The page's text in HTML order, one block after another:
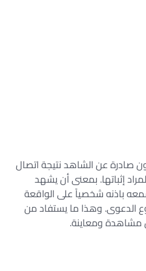
صادرة عن الشاهد نتيجة اتصال
إثباتها. بمعنى أن يشهد
باذنه شخصياً على الواقعة
وهذا ما يستفاد من
ومعاينة.